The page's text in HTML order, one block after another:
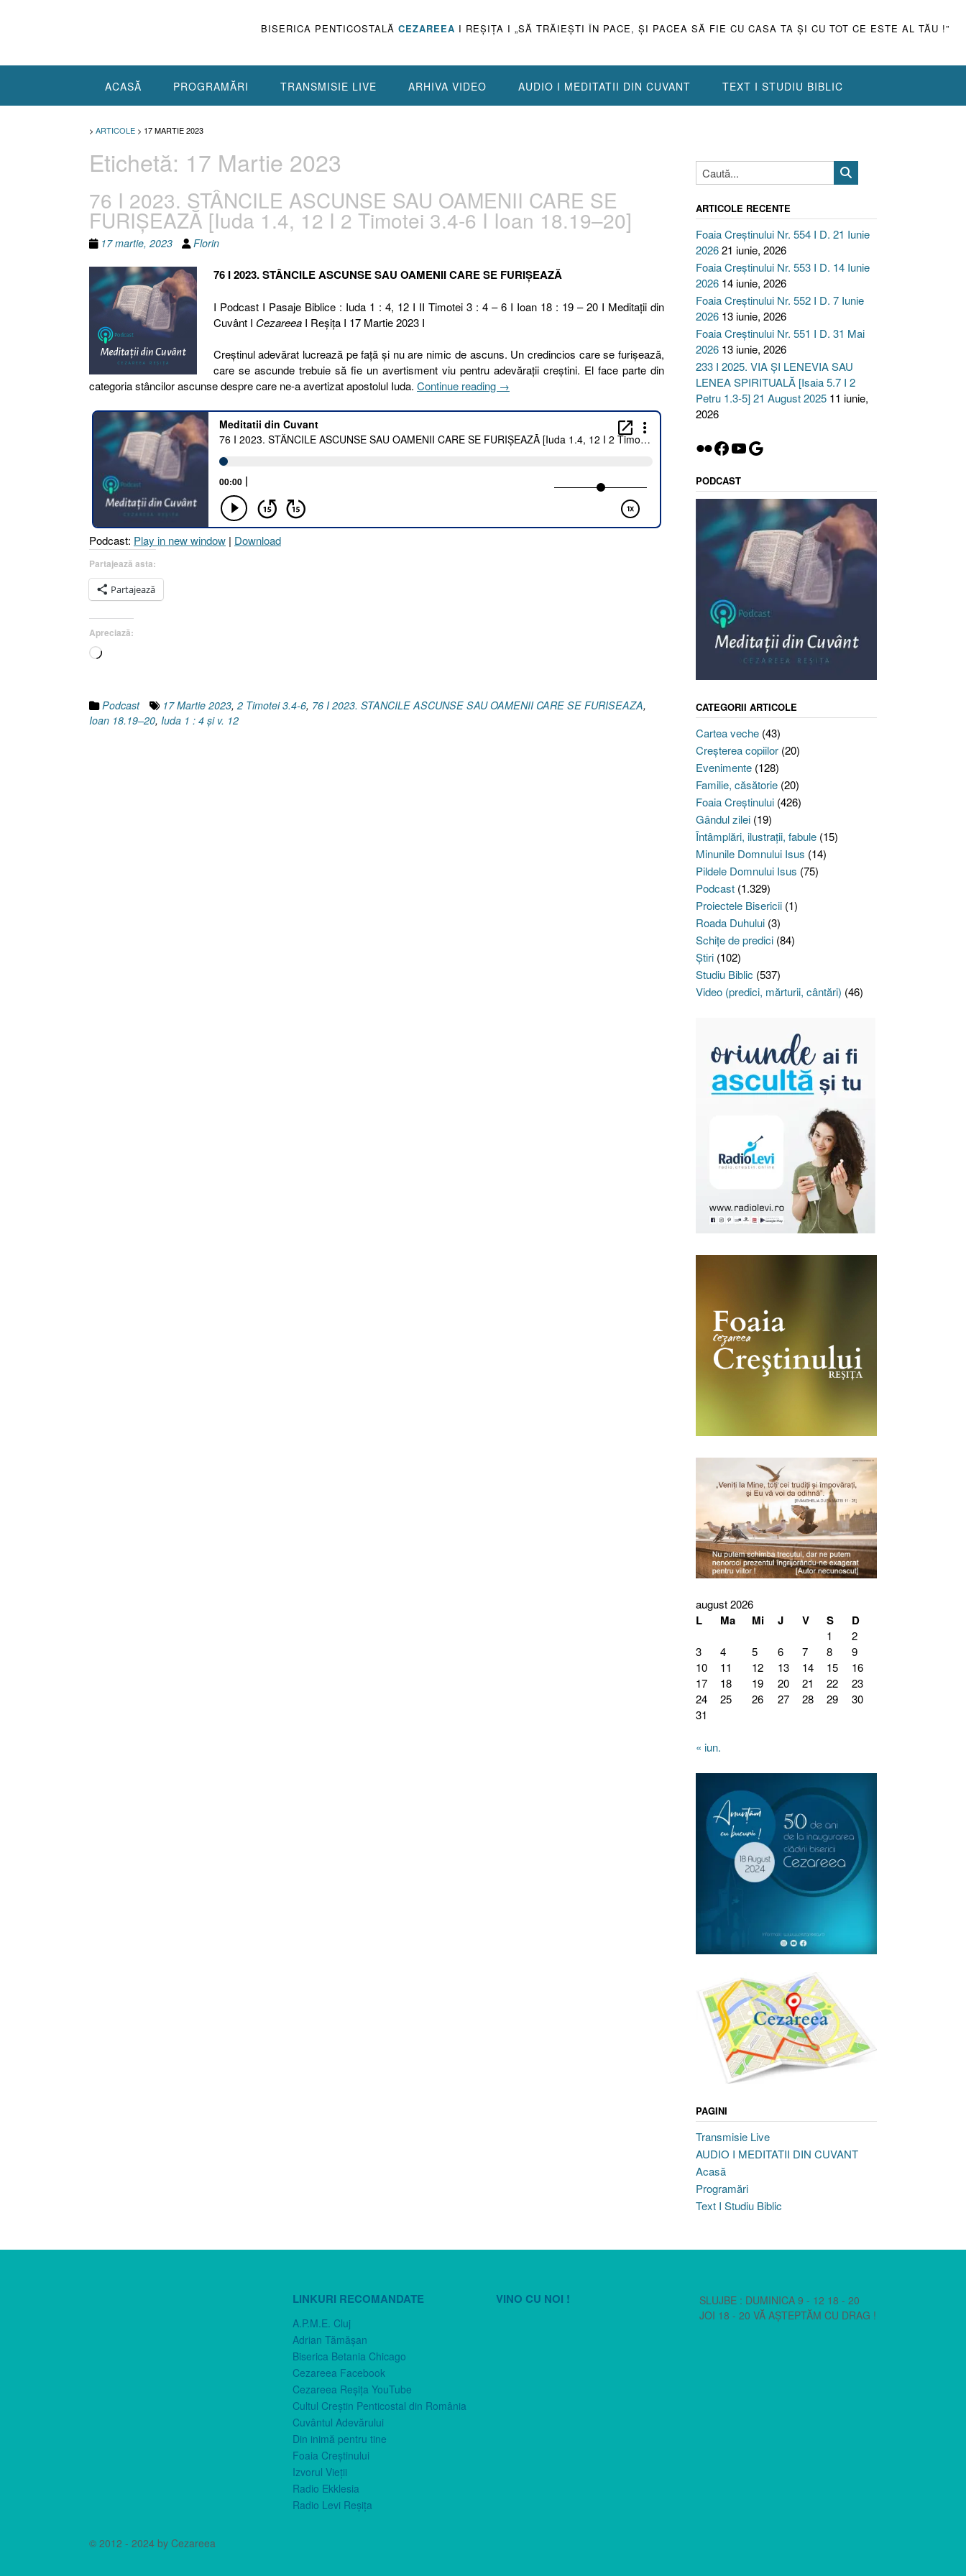
BISERICA PENTICOSTALĂ CEZAREEA I REŞIŢA I „SĂ TRĂIEŞTI ÎN PACE, ŞI PACEA SĂ FIE CU CASA TA ŞI CU TOT CE ESTE AL TĂU !”
ACASĂ PROGRAMĂRI TRANSMISIE LIVE ARHIVA VIDEO AUDIO I MEDITATII DIN CUVANT TEXT I STUDIU BIBLIC
> ARTICOLE > 17 MARTIE 2023
Etichetă: 17 Martie 2023
76 I 2023. STÂNCILE ASCUNSE SAU OAMENII CARE SE
FURIȘEAZĂ [Iuda 1.4, 12 I 2 Timotei 3.4-6 I Ioan 18.19–20]
17 martie, 2023 Florin
76 I 2023. STÂNCILE ASCUNSE SAU OAMENII CARE SE FURIȘEAZĂ
I Podcast I Pasaje Biblice : Iuda 1 : 4, 12 I II Timotei 3 : 4 – 6 I Ioan 18 : 19 – 20 I Meditaţii din
Cuvânt I CezareeaI Reşiţa I 17 Martie 2023 I
Creștinul adevărat lucrează pe față și nu are nimic de ascuns. Un credincios care se furișează,
care se ascunde trebuie să fie un avertisment viu pentru adevărații creștini. El face parte din
categoria stâncilor ascunse despre care ne-a avertizat apostolul Iuda. Continue reading „76
2023.
STÂNCILE
ASCUNSE
FURIȘEAZĂ
18.19–
→
Podcast: Play in new window | Download
Partajează asta:
Partajează
Apreciază:
Încarc...
Podcast 17 Martie 2023, 2 Timotei 3.4-6, 76 I 2023. STANCILE ASCUNSE SAU OAMENII CARE SE FURISEAZA,
Ioan 18.19–20, Iuda 1 : 4 și v. 12
ARTICOLE RECENTE
Foaia Creștinului Nr. 554 I D. 21 Iunie
202621 iunie, 2026
Foaia Creștinului Nr. 553 I D. 14 Iunie
2026 14 iunie, 2026
Foaia Creștinului Nr. 552 I D. 7 Iunie
2026 13 iunie, 2026
Foaia Creștinului Nr. 551 I D. 31 Mai
2026 13 iunie, 2026
233 I 2025. VIA ȘI LENEVIA SAU
LENEA SPIRITUALĂ [Isaia 5.7 I 2
Petru 1.3-5] 21 August 2025 11 iunie,
2026
Flickr
Facebook
YouTube
Google
PODCAST
CATEGORII ARTICOLE
Cartea veche(43)
Creşterea copiilor(20)
Evenimente(128)
Familie, căsătorie(20)
Foaia Creştinului(426)
Gândul zilei(19)
Întâmplări, ilustraţii, fabule(15)
Minunile Domnului Isus (14)
Pildele Domnului Isus (75)
Podcast(1.329)
Proiectele Bisericii(1)
Roada Duhului(3)
Schiţe de predici(84)
Ştiri(102)
Studiu Biblic (537)
Video (predici, mărturii, cântări) (46)
august 2026
L Ma Mi J V S D
1
2
3
4 5 6 7 8
9
10
11 12 13 14 15
16
17
18 19 20 21 22
23
24
25 26 27 28 29
30
31
« iun.
PAGINI
Transmisie Live
AUDIO I MEDITATII DIN CUVANT
Acasă
Programări
Text I Studiu Biblic
LINKURI RECOMANDATE
A.P.M.E. Cluj
Adrian Tămăşan
Biserica Betania Chicago
Cezareea Facebook
Cezareea Reşiţa YouTube
Cultul Creştin Penticostal din România
Cuvântul Adevărului
Din inimă pentru tine
Foaia Creştinului
Izvorul Vieţii
Radio Ekklesia
Radio Levi Reşiţa
VINO CU NOI !
SLUJBE : DUMINICA 9 - 12 18 - 20
JOI 18 - 20 VĂ AȘTEPTĂM CU DRAG !
© 2012 - 2024 by Cezareea